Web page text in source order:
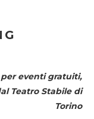
eventi gratuiti,
Teatro Stabile di
Torino